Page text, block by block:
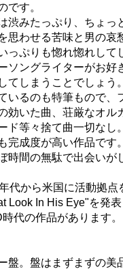
です。
渋みたっぷり、ちょっ
思わせる苦味と男の哀
っぷりも惚れ惚れして
ソングライターがお好
てしまうことでしょう。
いるのも特筆もので、
効いた曲、荘厳なオル
ド等々捨て曲一切なし
完成度が高い作品です。
時間の無駄で出会いが
代から米国に活動拠点
Look In His Eye"を発
代の作品があります。
盤。盤はまずまずの美